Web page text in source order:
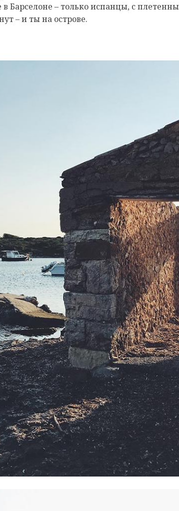
Барселоне – только испанцы, с
– и ты на острове.